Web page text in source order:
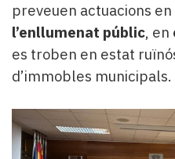
preveuen actuacions en
l’enllumenat públic, en
es troben en estat
d’immobles municipals.